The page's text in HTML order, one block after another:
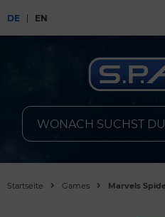
DE EN
Startseite Games Marvels